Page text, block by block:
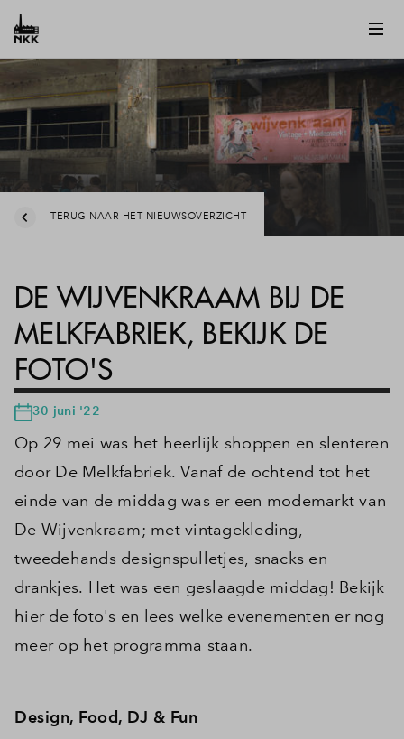
TERUG NAAR HET NIEUWSOVERZICHT
DE WIJVENKRAAM BIJ DE
MELKFABRIEK, BEKIJK DE
FOTO'S
30 juni '22
Op 29 mei was het heerlijk shoppen en slenteren
door De Melkfabriek. Vanaf de ochtend tot het
einde van de middag was er een modemarkt van
De Wijvenkraam; met vintagekleding,
tweedehands designspulletjes, snacks en
drankjes. Het was een geslaagde middag! Bekijk
hier de foto's en lees welke evenementen er nog
meer op het programma staan.
Design, Food, DJ & Fun